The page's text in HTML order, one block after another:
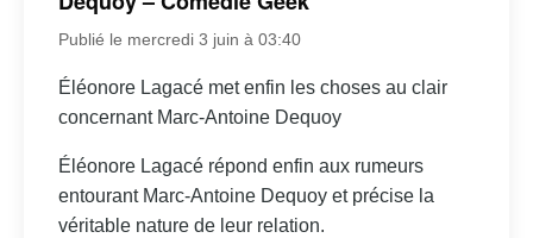
Publié le mercredi 3 juin à 03:40
Éléonore Lagacé met enfin les choses au clair
concernant Marc-Antoine Dequoy
Éléonore Lagacé répond enfin aux rumeurs
entourant Marc-Antoine Dequoy et précise la
véritable nature de leur relation.